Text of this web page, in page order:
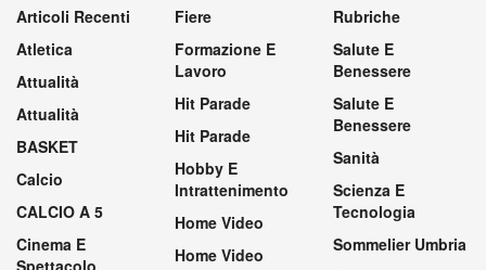
Articoli Recenti
Atletica
Attualità
Attualità
BASKET
Calcio
CALCIO A 5
Cinema E
Spettacolo
Fiere
Formazione E
Lavoro
Hit Parade
Hit Parade
Hobby E
Intrattenimento
Home Video
Home Video
Rubriche
Salute E
Benessere
Salute E
Benessere
Sanità
Scienza E
Tecnologia
Sommelier Umbria